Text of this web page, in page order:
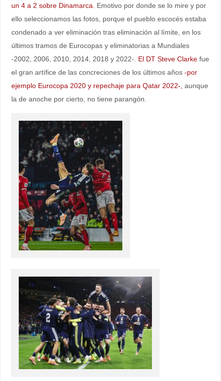
un 4 a 2 sobre Dinamarca. Emotivo por donde se lo mire y por
ello seleccionamos las fotos, porque el pueblo escocés estaba
condenado a ver eliminación tras eliminación al límite, en los
últimos tramos de Eurocopas y eliminatorias a Mundiales
-2002, 2006, 2010, 2014, 2018 y 2022-. El DT Steve Clarkefue
el gran artífice de las concreciones de los últimos años -por
ejemplo Eurocopa 2020 y repechaje para Qatar 2022-, aunque
la de anoche por cierto, no tiene parangón.